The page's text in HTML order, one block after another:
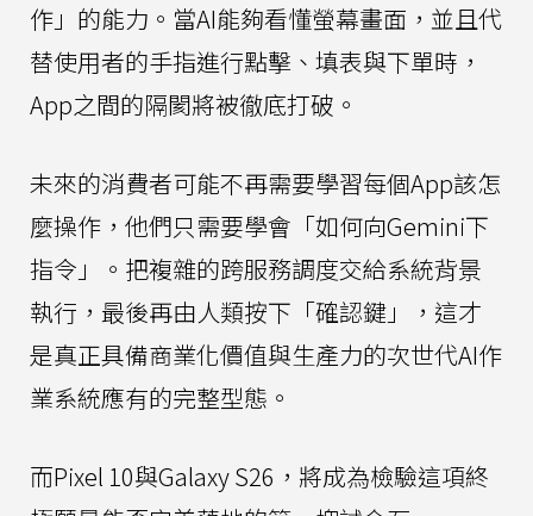
作」的能力。當AI能夠看懂螢幕畫面，並且代
替使用者的手指進行點擊、填表與下單時，
App之間的隔閡將被徹底打破。
未來的消費者可能不再需要學習每個App該怎
麼操作，他們只需要學會「如何向Gemini下
指令」。把複雜的跨服務調度交給系統背景
執行，最後再由人類按下「確認鍵」，這才
是真正具備商業化價值與生產力的次世代AI作
業系統應有的完整型態。
而Pixel 10與Galaxy S26，將成為檢驗這項終